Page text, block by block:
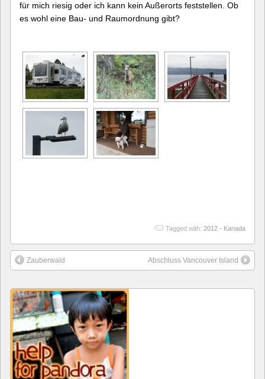
für mich riesig oder ich kann kein Außerorts feststellen. Ob
es wohl eine Bau- und Raumordnung gibt?
Tagged with: 2012 - Kanada
Zauberwald Abschluss Vancouver Island